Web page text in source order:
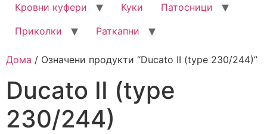
Кровни куфери
Куки
Патосници
Приколки
Раткапни
Дома / Означени продукти “Ducato II (type 230/244)”
Ducato II (type
230/244)